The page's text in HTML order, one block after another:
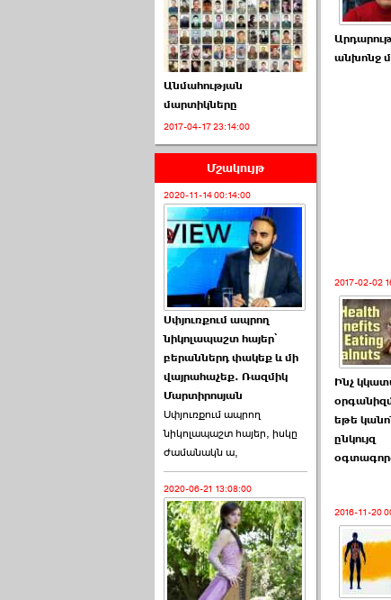
2026-07-01 00:52:00
ՍԴ-ն հուլիսի 1-ին
կհեռանա ›››
2026-07-01 00:08:00
Աննա Վարդապետյանն
ուղերձ է հղել ›››
2026-06-25 23:21:00
Պաշտոնակռիվը սկսված
է. «Հրապարակ» ›››
2026-06-25 17:13:00
Անմահության
մարտիկները
2017-04-17 23:14:00
Մշակույթ
2020-11-14 00:14:00
Սփյուռքում ապրող
նիկոլապաշտ հայեր՝
բերաններդ փակեք և մի
վայրահաչեք. Ռազմիկ
Մարտիրոսյան
Սփյուռքում ապրող
նիկոլապաշտ հայեր, իսկը
ժամանակն ա,
2020-06-21 13:08:00
անխոնջ
2017-02-02
Ինչ
եթե
ընկույզ
2016-11-20